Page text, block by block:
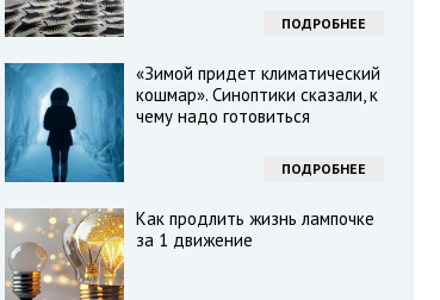
ПОДРОБНЕЕ
«Зимой придет климатический
кошмар». Синоптики сказали, к
чему надо готовиться
ПОДРОБНЕЕ
Как продлить жизнь лампочке
за 1 движение